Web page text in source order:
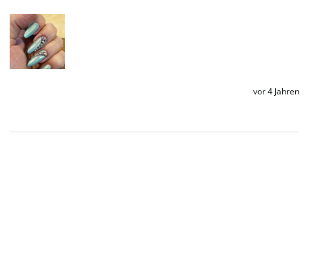
vor 4 Jahren